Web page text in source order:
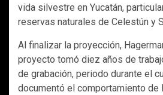
vida silvestre en Yucatán,
reservas naturales de Celestún y
Al finalizar la proyección,
proyecto tomó diez años de
de grabación, periodo durante el
documentó el comportamiento de